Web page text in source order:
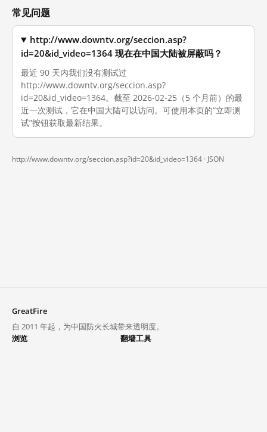
常见问题
http://www.downtv.org/seccion.asp?
id=20&id_video=1364 现在在中国大陆被屏蔽吗？
最近 90 天内我们没有测试过
http://www.downtv.org/seccion.asp?
id=20&id_video=1364。截至 2026-02-25（5 个月前）的最
近一次测试，它在中国大陆可以访问。可使用本页的“立即测
试”按钮获取最新结果。
http://www.downtv.org/seccion.asp?id=20&id_video=1364 · JSON
GreatFire
自 2011 年起，为中国防火长城带来透明度。
浏览
翻墙工具